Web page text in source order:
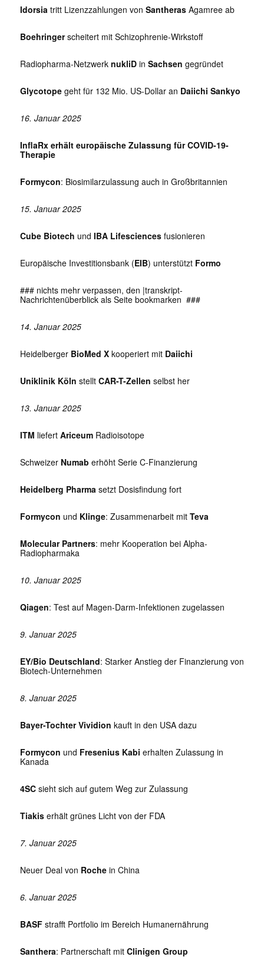
Idorsiatritt Lizenzzahlungen von SantherasAgamree ab
Boehringerscheitert mit Schizophrenie-Wirkstoff
Radiopharma-Netzwerk nukliDin Sachsen gegründet
Glycotopegeht für 132 Mio. US-Dollar an Daiichi Sankyo
16. Januar 2025
InflaRx erhält europäische Zulassung für COVID-19-
Therapie
Formycon: Biosimilarzulassung auch in Großbritannien
15. Januar 2025
Cube Biotech und IBA Lifesciencesfusionieren
Europäische Investitionsbank (EIB) unterstützt Formo
### nichts mehr verpassen, den |transkript-
Nachrichtenüberblick als Seite bookmarken ###
14. Januar 2025
Heidelberger BioMed Xkooperiert mit Daiichi
Uniklinik Köln stellt CAR-T-Zellen selbst her
13. Januar 2025
ITM liefert AriceumRadioisotope
Schweizer Numab erhöht Serie C-Finanzierung
Heidelberg Pharmasetzt Dosisfindung fort
Formycon und Klinge: Zusammenarbeit mit Teva
Molecular Partners: mehr Kooperation bei Alpha-
Radiopharmaka
10. Januar 2025
Qiagen: Test auf Magen-Darm-Infektionen zugelassen
9. Januar 2025
EY/Bio Deutschland: Starker Anstieg der Finanzierung von
Biotech-Unternehmen
8. Januar 2025
Bayer-Tochter Vividion kauft in den USA dazu
Formycon und Fresenius Kabi erhalten Zulassung in
Kanada
4SCsieht sich auf gutem Weg zur Zulassung
Tiakiserhält grünes Licht von der FDA
7. Januar 2025
Neuer Deal von Rochein China
6. Januar 2025
BASFstrafft Portfolio im Bereich Humanernährung
Santhera: Partnerschaft mit Clinigen Group